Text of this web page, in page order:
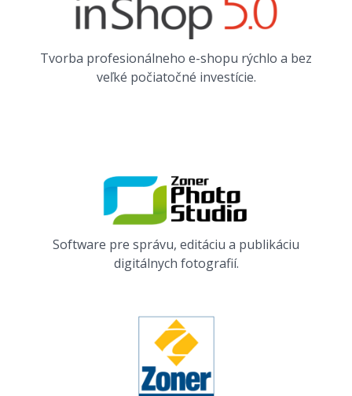
Tvorba profesionálneho e-shopu rýchlo a bez
veľké počiatočné investície.
Software pre správu, editáciu a publikáciu
digitálnych fotografií.